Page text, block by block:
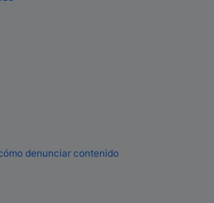
denunciar contenido